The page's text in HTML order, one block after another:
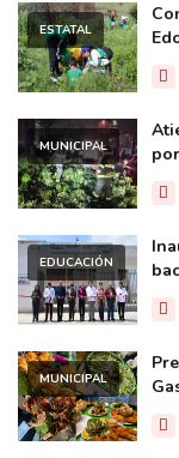
ESTATAL
MUNICIPAL
EDUCACIÓN
MUNICIPAL